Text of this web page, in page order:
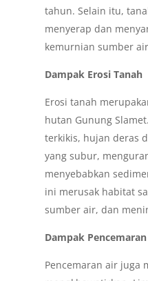
tahun. Selain itu,
menyerap dan
kemurnian sumber
Dampak Erosi Tanah
Erosi tanah
hutan Gunung
terkikis, hujan deras
yang subur,
menyebabkan
ini merusak habitat
sumber air, dan
Dampak
Pencemaran air juga